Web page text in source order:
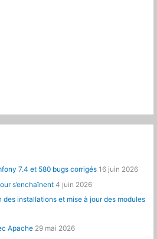
7.4 et 580 bugs corrigés 16 juin 2026
s’enchaînent 4 juin 2026
des installations et mise à jour des modules
Apache 29 mai 2026